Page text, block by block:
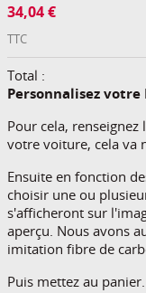
34,04 €
TTC
Total :
Personnalisez
Pour cela,
votre voiture, cela va
Ensuite en fonction
choisir une ou
s'afficheront sur
aperçu. Nous avons
imitation fibre de
Puis mettez au panier.